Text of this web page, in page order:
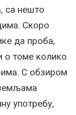
са нешто
Скоро
да проба,
о томе колико
С обзиром
употребу,